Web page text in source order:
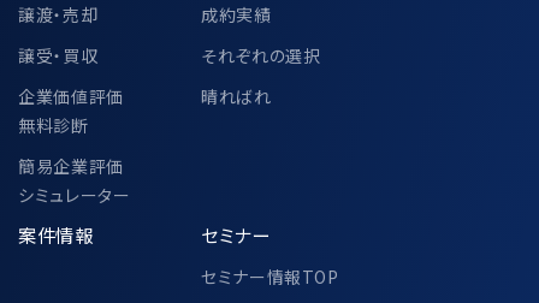
中小企業庁、一般社団法人M&A支援機関
協会、その他各公的機関での個人情報の共
同利用に関して、別途以下ページにて定め
譲渡・売却
譲受・買収
企業価値評価
無料診断
簡易企業評価
シミュレーター
成約実績
それぞれの選択
晴ればれ
案件情報 セミナー
セミナー情報TOP